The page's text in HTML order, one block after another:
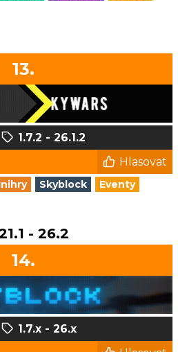
13.
1.7.2 - 26.1.2
Hlasovat
Skyblock Eventy
- 26.2
14.
1.7.x - 26.x